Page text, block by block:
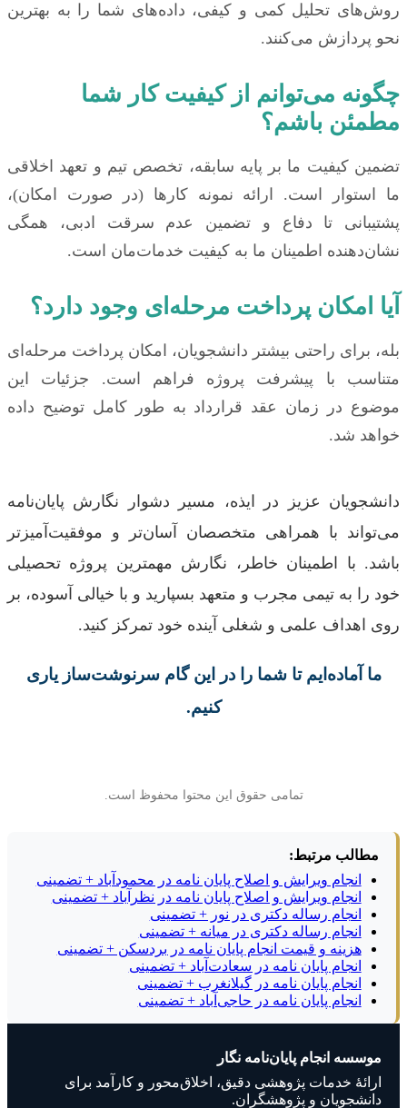
روش‌های تحلیل کمی و کیفی، داده‌های شما را به بهترین
نحو پردازش می‌کنند.
چگونه می‌توانم از کیفیت کار شما
مطمئن باشم؟
تضمین کیفیت ما بر پایه سابقه، تخصص تیم و تعهد اخلاقی
ما استوار است. ارائه نمونه کارها (در صورت امکان)،
پشتیبانی تا دفاع و تضمین عدم سرقت ادبی، همگی
نشان‌دهنده اطمینان ما به کیفیت خدمات‌مان است.
آیا امکان پرداخت مرحله‌ای وجود دارد؟
بله، برای راحتی بیشتر دانشجویان، امکان پرداخت مرحله‌ای
متناسب با پیشرفت پروژه فراهم است. جزئیات این
موضوع در زمان عقد قرارداد به طور کامل توضیح داده
خواهد شد.
دانشجویان عزیز در ایذه، مسیر دشوار نگارش پایان‌نامه
می‌تواند با همراهی متخصصان آسان‌تر و موفقیت‌آمیزتر
باشد. با اطمینان خاطر، نگارش مهمترین پروژه تحصیلی
خود را به تیمی مجرب و متعهد بسپارید و با خیالی آسوده، بر
روی اهداف علمی و شغلی آینده خود تمرکز کنید.
ما آماده‌ایم تا شما را در این گام سرنوشت‌ساز یاری
کنیم.
تمامی حقوق این محتوا محفوظ است.
مطالب مرتبط:
انجام ویرایش و اصلاح پایان نامه در محمودآباد + تضمینی
انجام ویرایش و اصلاح پایان نامه در نظرآباد + تضمینی
انجام رساله دکتری در نور + تضمینی
انجام رساله دکتری در میانه + تضمینی
هزینه و قیمت انجام پایان نامه در بردسکن + تضمینی
انجام پایان نامه در سعادت‌آباد + تضمینی
انجام پایان نامه در گیلانغرب + تضمینی
انجام پایان نامه در حاجی‌آباد + تضمینی
موسسه انجام پایان‌نامه نگار
ارائهٔ خدمات پژوهشی دقیق، اخلاق‌محور و کارآمد برای
دانشجویان و پژوهشگران.